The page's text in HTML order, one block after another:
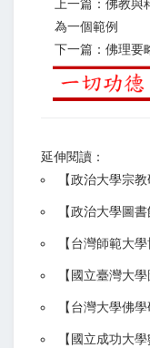
上一篇：佛教
為一個範例
下一篇：佛理要
延伸閱讀：
【政治大學宗
【政治大學圖
【台灣師範大
【 國立臺灣大
【台灣大學佛
【 國立成功大